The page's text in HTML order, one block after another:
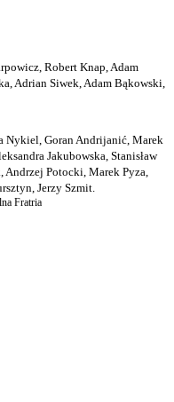
Robert Knap, Adam
Adrian Siwek, Adam Bąkowski,
Nykiel, Goran Andrijanić, Marek
Jakubowska, Stanisław
Potocki, Marek Pyza,
Jerzy Szmit.
Fratria